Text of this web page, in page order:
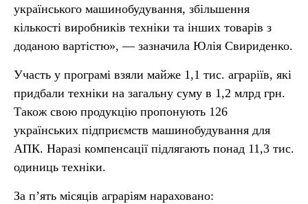
українського машинобудування, збільшення
кількості виробників техніки та інших товарів з
доданою вартістю», — зазначила Юлія Свириденко.
Участь у програмі взяли майже 1,1 тис. аграріїв, які
придбали техніки на загальну суму в 1,2 млрд грн.
Також свою продукцію пропонують 126
українських підприємств машинобудування для
АПК. Наразі компенсації підлягають понад 11,3 тис.
одиниць техніки.
За п’ять місяців аграріям нараховано: